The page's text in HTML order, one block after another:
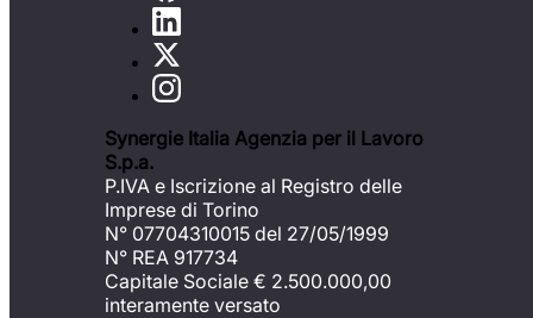
Synergie Italia Agenzia per il Lavoro
S.p.a.
P.IVA e Iscrizione al Registro delle
Imprese di Torino
N° 07704310015 del 27/05/1999
N° REA 917734
Capitale Sociale € 2.500.000,00
interamente versato